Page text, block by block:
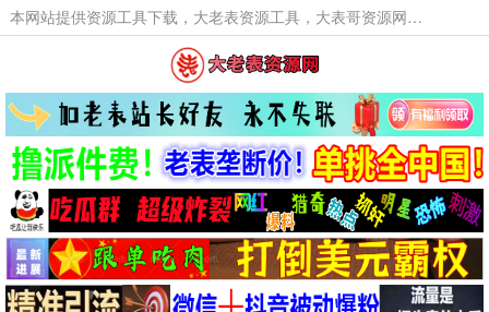
本网站提供资源工具下载，大老表资源工具，大表哥资源网软件工具，大老表资源下载，活动线报福利资源分享,活动线报，大型网游经典游戏，网络热门技术游戏辅助交流与分享。